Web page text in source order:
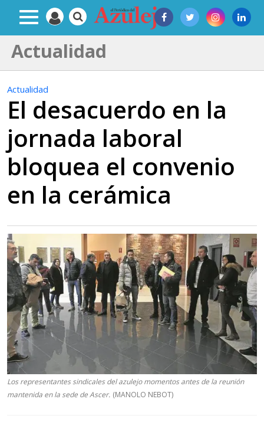
Actualidad
Actualidad
El desacuerdo en la
jornada laboral
bloquea el convenio
en la cerámica
Los representantes sindicales del azulejo momentos antes de la reunión
mantenida en la sede de Ascer. (MANOLO NEBOT)